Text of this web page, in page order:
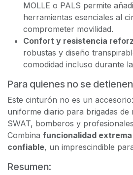
MOLLE o PALS permite
herramientas esenciales al
comprometer movilidad.
Confort y resistencia
robustas y diseño
comodidad incluso durante
Para quienes no se detienen
Este cinturón no es un
uniforme diario para brigadas de
SWAT, bomberos y
Combina funcionalidad extrema
confiable, un imprescindible
Resumen: